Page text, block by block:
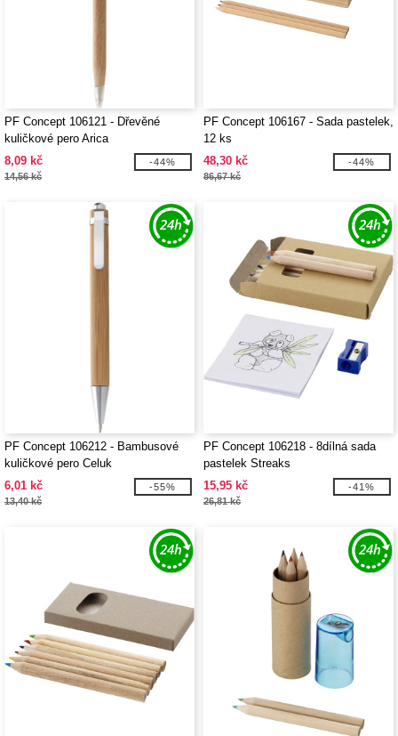
PF Concept 106121 - Dřevěné
kuličkové pero Arica
8,09 kč
14,56 kč
-44%
PF Concept 106167 - Sada pastelek,
12 ks
48,30 kč
86,67 kč
-44%
PF Concept 106212 - Bambusové
kuličkové pero Celuk
6,01 kč
13,40 kč
-55%
PF Concept 106218 - 8dílná sada
pastelek Streaks
15,95 kč
26,81 kč
-41%